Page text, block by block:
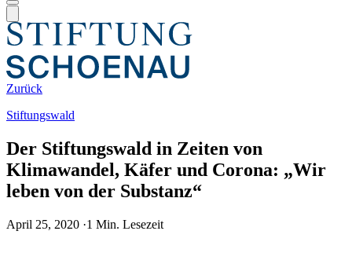
Zurück
Stiftungswald
Der Stiftungswald in Zeiten von
Klimawandel, Käfer und Corona: „Wir
leben von der Substanz“
April 25, 2020 ·1 Min. Lesezeit